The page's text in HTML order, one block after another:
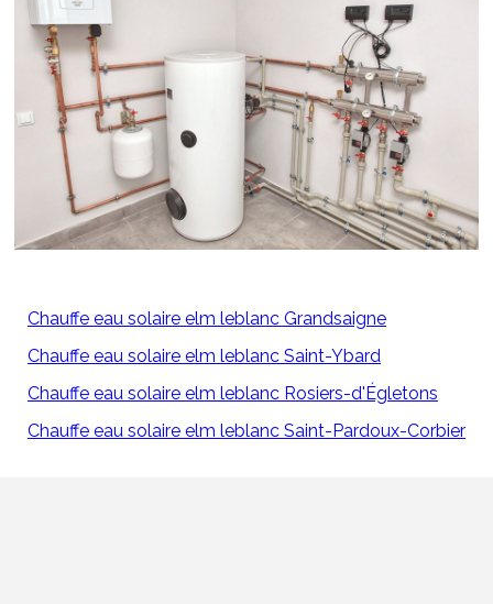
Chauffe eau solaire elm leblanc Grandsaigne
Chauffe eau solaire elm leblanc Saint-Ybard
Chauffe eau solaire elm leblanc Rosiers-d'Égletons
Chauffe eau solaire elm leblanc Saint-Pardoux-Corbier